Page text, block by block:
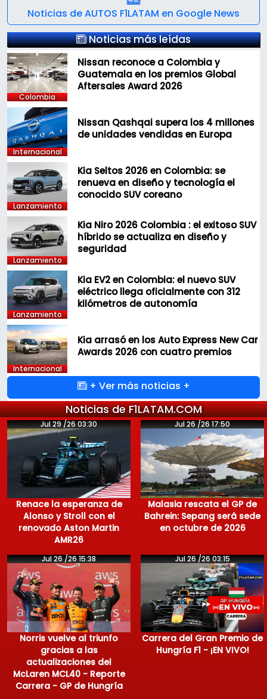
Noticias de AUTOS F1LATAM en Google News
Noticias más leídas
Colombia
Nissan reconoce a Colombia y
Guatemala en los premios Global
Aftersales Award 2026
Internacional
Nissan Qashqai supera los 4 millones
de unidades vendidas en Europa
Lanzamiento
Kia Seltos 2026 en Colombia: se
renueva en diseño y tecnología el
conocido SUV coreano
Lanzamiento
Kia Niro 2026 Colombia : el exitoso SUV
híbrido se actualiza en diseño y
seguridad
Lanzamiento
Kia EV2 en Colombia: el nuevo SUV
eléctrico llega oficialmente con 312
kilómetros de autonomía
Internacional
Kia arrasó en los Auto Express New Car
Awards 2026 con cuatro premios
+ Ver más noticias +
Noticias de F1LATAM.COM
Jul 29 /26 03:30
Renace la esperanza de
Alonso y Stroll con el
renovado Aston Martin
AMR26
Jul 26 /26 17:50
Malasia rescata el GP de
Bahrein: Sepang será sede
en octubre de 2026
Jul 26 /26 15:38
Norris vuelve al triunfo
gracias a las
actualizaciones del
McLaren MCL40 - Reporte
Carrera - GP de Hungría
Jul 26 /26 03:15
Carrera del Gran Premio de
Hungría F1 - ¡EN VIVO!